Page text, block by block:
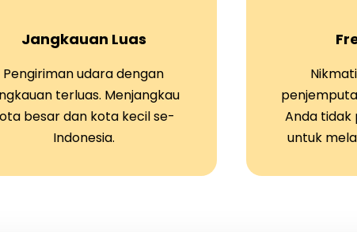
Jangkauan Luas
Pengiriman udara dengan
terluas. Menjangkau
besar dan kota kecil se-
Indonesia.
Anda tidak
untuk